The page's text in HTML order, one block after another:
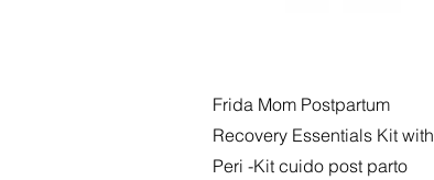
Vista rápida
Frida Mom Postpartum
Recovery Essentials Kit with
Peri -Kit cuido post parto